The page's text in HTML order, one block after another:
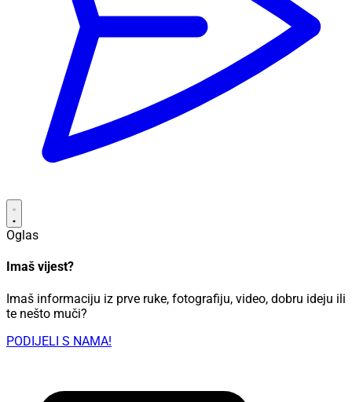
Oglas
Imaš vijest?
Imaš informaciju iz prve ruke, fotografiju, video, dobru ideju ili
te nešto muči?
PODIJELI S NAMA!